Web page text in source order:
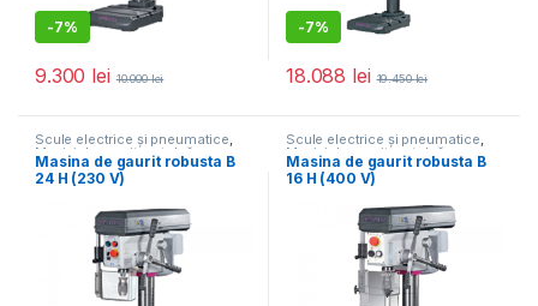
-7%
9.300 lei 10.000lei
-7%
18.088 lei 19.450lei
Scule electrice și pneumatice,
Mașini de gaurit cu talpă
magnetică
Masina de gaurit robusta B
24 H (230 V)
Scule electrice și pneumatice,
Mașini de gaurit cu talpă
magnetică
Masina de gaurit robusta B
16 H (400 V)